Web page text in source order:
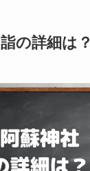
の詳細は？